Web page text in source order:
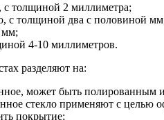
с толщиной 2 миллиметра;
с толщиной два с половиной
мм;
4-10 миллиметров.
разделяют на:
может быть полированным
стекло применяют с целью
покрытие;